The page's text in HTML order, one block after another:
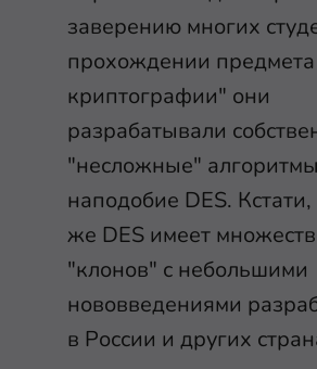
заверению многих
прохождении
криптографии" они
разрабатывали
"несложные"
наподобие DES. Кстати,
же DES имеет
"клонов" с небольшими
нововведениями
в России и других